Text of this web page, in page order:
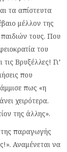
τα απίστευτα
μέλλον της
τους. Που
του
Βρυξέλλες! Γι’
που
πως «η
χειρότερα.
της άλλης».
της παραγωγής
Αναμένεται να